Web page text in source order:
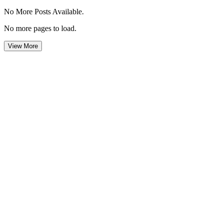
No More Posts Available.
No more pages to load.
View More